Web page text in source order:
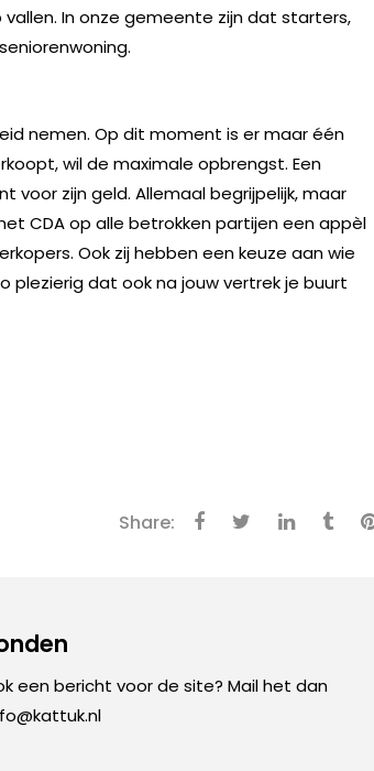
In onze gemeente zijn dat starters,
nemen. Op dit moment is er maar één
wil de maximale opbrengst. Een
voor zijn geld. Allemaal begrijpelijk, maar
CDA op alle betrokken partijen een appèl
Ook zij hebben een keuze aan wie
plezierig dat ook na jouw vertrek je buurt
Share:
een bericht voor de site? Mail het dan